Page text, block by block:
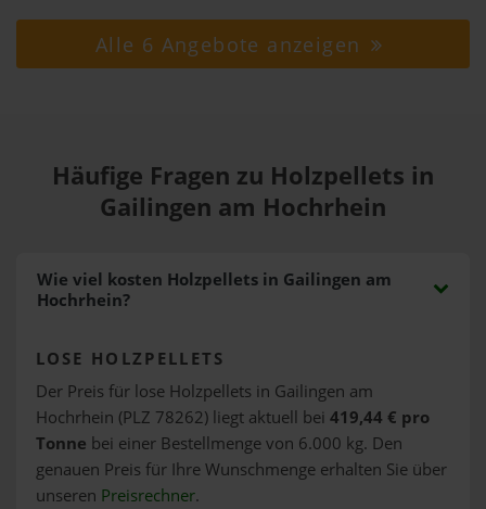
Alle 6 Angebote anzeigen
Häufige Fragen zu Holzpellets in
Gailingen am Hochrhein
Wie viel kosten Holzpellets in Gailingen am
Hochrhein?
LOSE HOLZPELLETS
Der Preis für lose Holzpellets in Gailingen am
Hochrhein (PLZ 78262) liegt aktuell bei 419,44 € pro
Tonne bei einer Bestellmenge von 6.000 kg. Den
genauen Preis für Ihre Wunschmenge erhalten Sie über
unseren Preisrechner.